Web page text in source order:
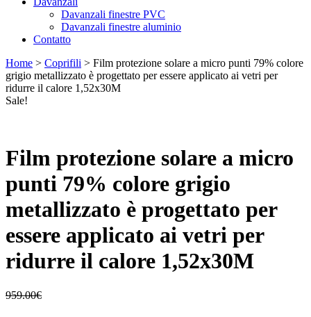
Davanzali finestre PVC
Davanzali finestre aluminio
Contatto
Home > Coprifili > Film protezione solare a micro punti 79% colore
grigio metallizzato è progettato per essere applicato ai vetri per
ridurre il calore 1,52x30M
Sale!
Film protezione solare a micro
punti 79% colore grigio
metallizzato è progettato per
essere applicato ai vetri per
ridurre il calore 1,52x30M
959.00€